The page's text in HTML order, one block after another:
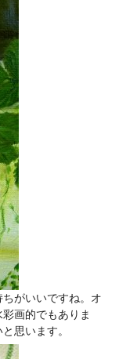
がいいですね。オ
画的でもありま
思います。